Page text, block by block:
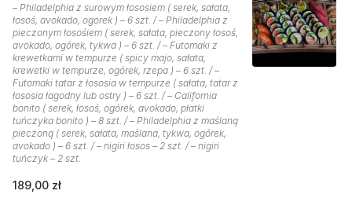
– Philadelphia z surowym łososiem ( serek, sałata,
łosoś, avokado, ogorek ) – 6 szt. / – Philadelphia z
pieczonym łosośiem ( serek, sałata, pieczony łosoś,
avokado, ogórek, tykwa ) – 6 szt. / – Futomaki z
krewetkami w tempurze ( spicy majo, sałata,
krewetki w tempurze, ogórek, rzepa ) – 6 szt. / –
Futomaki tatar z łososia w tempurze ( sałata, tatar z
łososia łagodny lub ostry ) – 6 szt. / – California
bonito ( serek, łosoś, ogórek, avokado, płatki
tuńczyka bonito ) – 8 szt. / – Philadelphia z maślaną
pieczoną ( serek, sałata, maślana, tykwa, ogórek,
avokado ) – 6 szt. / – nigiri łosos – 2 szt. / – nigiri
tuńczyk – 2 szt.
189,00 zł